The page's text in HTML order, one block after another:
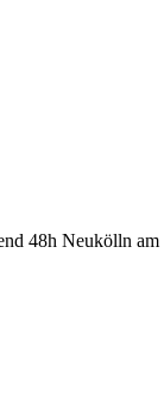
48h Neukölln am